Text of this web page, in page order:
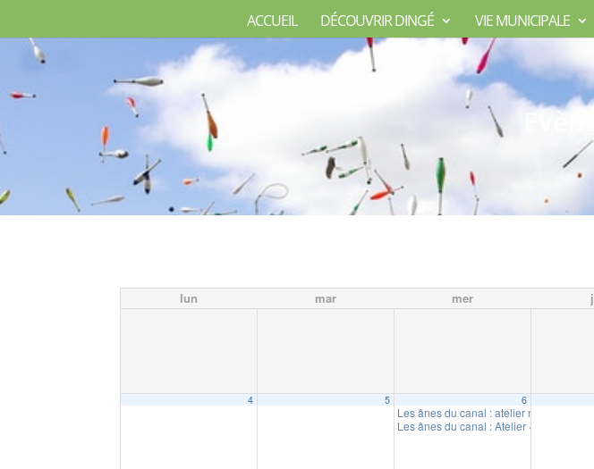
ACCUEIL DÉCOUVRIR DINGÉ VIE MUNICIPALE
lun mar mer
4 5 6
Les ânes du canal : atelier mini fermier
Les ânes du canal : Atelier « fermier